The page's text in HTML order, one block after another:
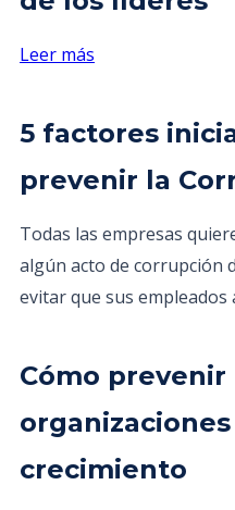
Leer más
5 factores
prevenir la
Todas las empresas
algún acto de corrupción
evitar que sus
Cómo
crecimiento